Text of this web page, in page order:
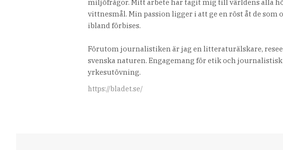
miljöfrågor. Mitt arbete har tagit mig till världens alla
vittnesmål. Min passion ligger i att ge en röst åt de
ibland förbises.
Förutom journalistiken är jag en litteraturälskare,
svenska naturen. Engagemang för etik och
yrkesutövning.
https://bladet.se/